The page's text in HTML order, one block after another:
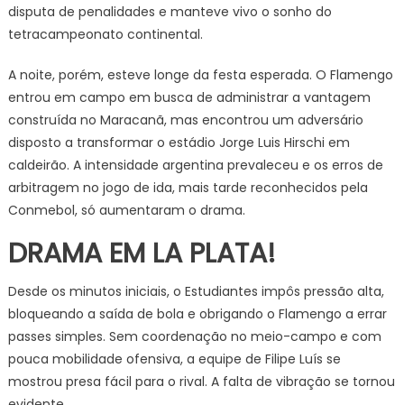
Flamengo
disputa de penalidades e manteve vivo o sonho do
tetracampeonato continental.
A noite, porém, esteve longe da festa esperada. O Flamengo
entrou em campo em busca de administrar a vantagem
construída no Maracanã, mas encontrou um adversário
disposto a transformar o estádio Jorge Luis Hirschi em
caldeirão. A intensidade argentina prevaleceu e os erros de
arbitragem no jogo de ida, mais tarde reconhecidos pela
Conmebol, só aumentaram o drama.
DRAMA EM LA PLATA!
Desde os minutos iniciais, o Estudiantes impôs pressão alta,
bloqueando a saída de bola e obrigando o Flamengo a errar
passes simples. Sem coordenação no meio-campo e com
pouca mobilidade ofensiva, a equipe de Filipe Luís se
mostrou presa fácil para o rival. A falta de vibração se tornou